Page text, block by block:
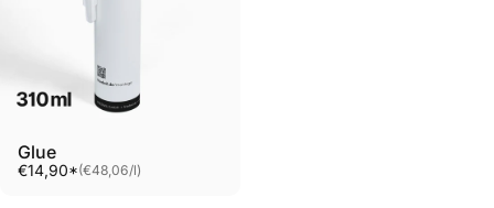
Glue
€14,90*
Unit price(€48,06/
per l)